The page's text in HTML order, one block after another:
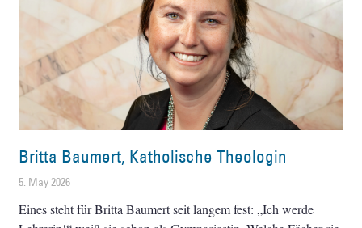
Britta Baumert, Katholische Theologin
5. May 2026
Eines steht für Britta Baumert seit langem fest: „Ich werde